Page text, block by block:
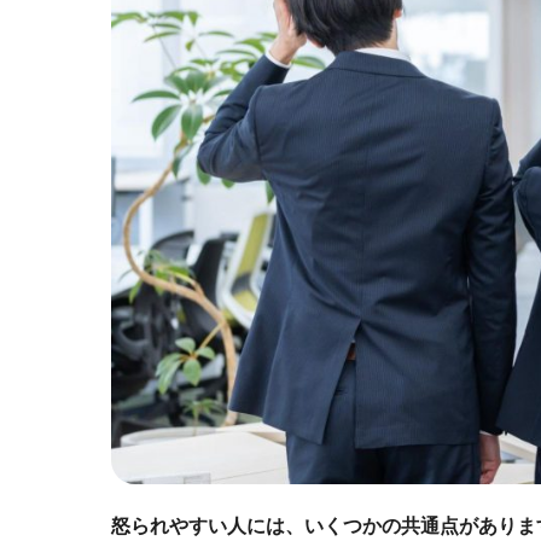
怒られやすい人には、いくつかの共通点がありま